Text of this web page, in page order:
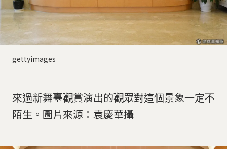
gettyimages
來過新舞臺觀賞演出的觀眾對這個景象一定不
陌生。圖片來源：袁慶華攝